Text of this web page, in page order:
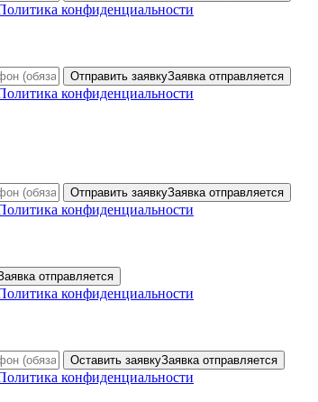
конфиденциальности
Отправить заявкуЗаявка отправляется
конфиденциальности
Отправить заявкуЗаявка отправляется
конфиденциальности
отправляется
конфиденциальности
Оставить заявкуЗаявка отправляется
конфиденциальности